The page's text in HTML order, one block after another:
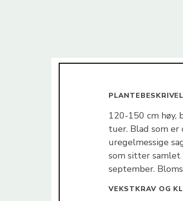
120-150 cm høy,
tuer. Blad som
uregelmessige
som sitter
september.
VEKSTKRAV OG